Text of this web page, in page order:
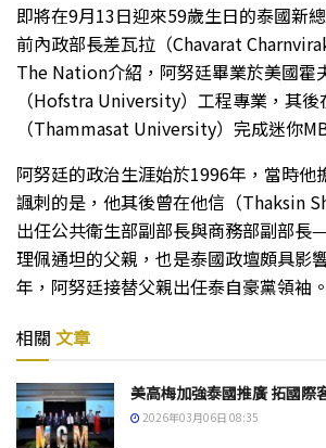
即將在9月13日迎來59歲生日的泰國新
前內政部長差瓦拉（Chavarat
The Nation介紹，阿努廷畢業於美國霍
（Hofstra University）工程專業，其
（Thammasat University）完成迷你
阿努廷的政治生涯始於1996年，當時他
諷刺的是，他其後曾在他信（Thaksin
出任公共衛生部副部長與商務部副部
理佩通坦的父親，也是泰國政壇頗具影
年，阿努廷接替父親出任泰自豪黨領袖。
相關 文章
美高梅加強泰國推廣 拓國際
2026年03月06日 08:35